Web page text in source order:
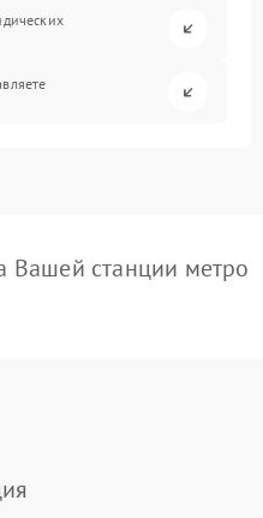
Вашей станции метро